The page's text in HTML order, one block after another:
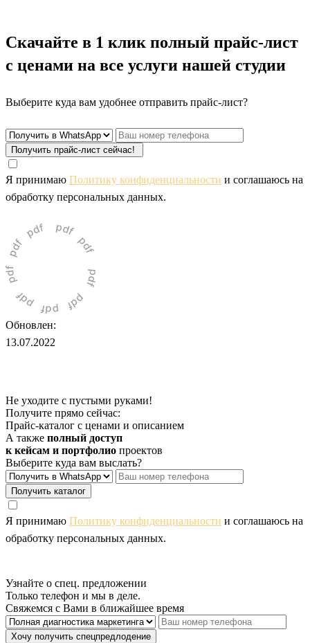
Скачайте в 1 клик полный прайс-лист
с ценами на все услуги нашей студии
Выберите куда вам удобнее отправить прайс-лист?
Получить прайс-лист сейчас!
Я принимаю Политику конфиденциальности и соглашаюсь на
обработку персональных данных.
Обновлен:
13.07.2022
Не уходите с пустыми руками!
Получите прямо сейчас:
Прайс-каталог с ценами и описанием
А также полный доступ
к кейсам и портфолио проектов
Выберите куда вам выслать?
Получить каталог
Я принимаю Политику конфиденциальности и соглашаюсь на
обработку персональных данных.
Узнайте о спец. предложении
Только телефон и мы в деле.
Свяжемся с Вами в ближайшее время
Хочу получить спецпредлодение